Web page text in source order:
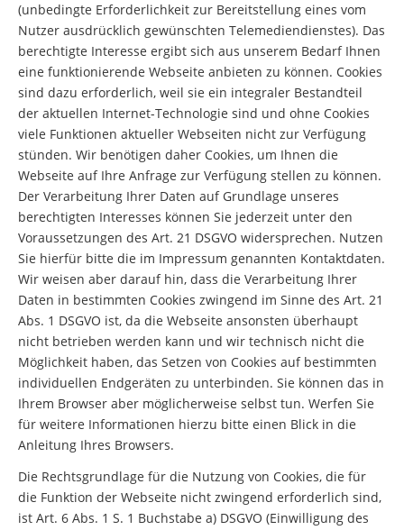
(unbedingte Erforderlichkeit zur Bereitstellung eines vom
Nutzer ausdrücklich gewünschten Telemediendienstes). Das
berechtigte Interesse ergibt sich aus unserem Bedarf Ihnen
eine funktionierende Webseite anbieten zu können. Cookies
sind dazu erforderlich, weil sie ein integraler Bestandteil
der aktuellen Internet-Technologie sind und ohne Cookies
viele Funktionen aktueller Webseiten nicht zur Verfügung
stünden. Wir benötigen daher Cookies, um Ihnen die
Webseite auf Ihre Anfrage zur Verfügung stellen zu können.
Der Verarbeitung Ihrer Daten auf Grundlage unseres
berechtigten Interesses können Sie jederzeit unter den
Voraussetzungen des Art. 21 DSGVO widersprechen. Nutzen
Sie hierfür bitte die im Impressum genannten Kontaktdaten.
Wir weisen aber darauf hin, dass die Verarbeitung Ihrer
Daten in bestimmten Cookies zwingend im Sinne des Art. 21
Abs. 1 DSGVO ist, da die Webseite ansonsten überhaupt
nicht betrieben werden kann und wir technisch nicht die
Möglichkeit haben, das Setzen von Cookies auf bestimmten
individuellen Endgeräten zu unterbinden. Sie können das in
Ihrem Browser aber möglicherweise selbst tun. Werfen Sie
für weitere Informationen hierzu bitte einen Blick in die
Anleitung Ihres Browsers.
Die Rechtsgrundlage für die Nutzung von Cookies, die für
die Funktion der Webseite nicht zwingend erforderlich sind,
ist Art. 6 Abs. 1 S. 1 Buchstabe a) DSGVO (Einwilligung des